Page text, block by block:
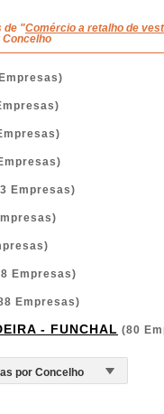
de "Comércio a retalho de
Empresas)
Empresas)
Empresas)
- FUNCHAL (80